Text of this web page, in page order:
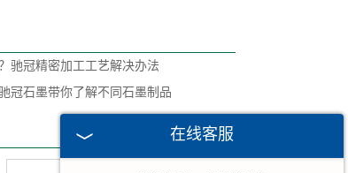
驰冠精密加工工艺解决办法
冠石墨带你了解不同石墨制品
在线客服